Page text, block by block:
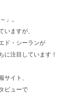
」。
いますが、
ド・シーランが
に注目しています！
サイト、
ビューで